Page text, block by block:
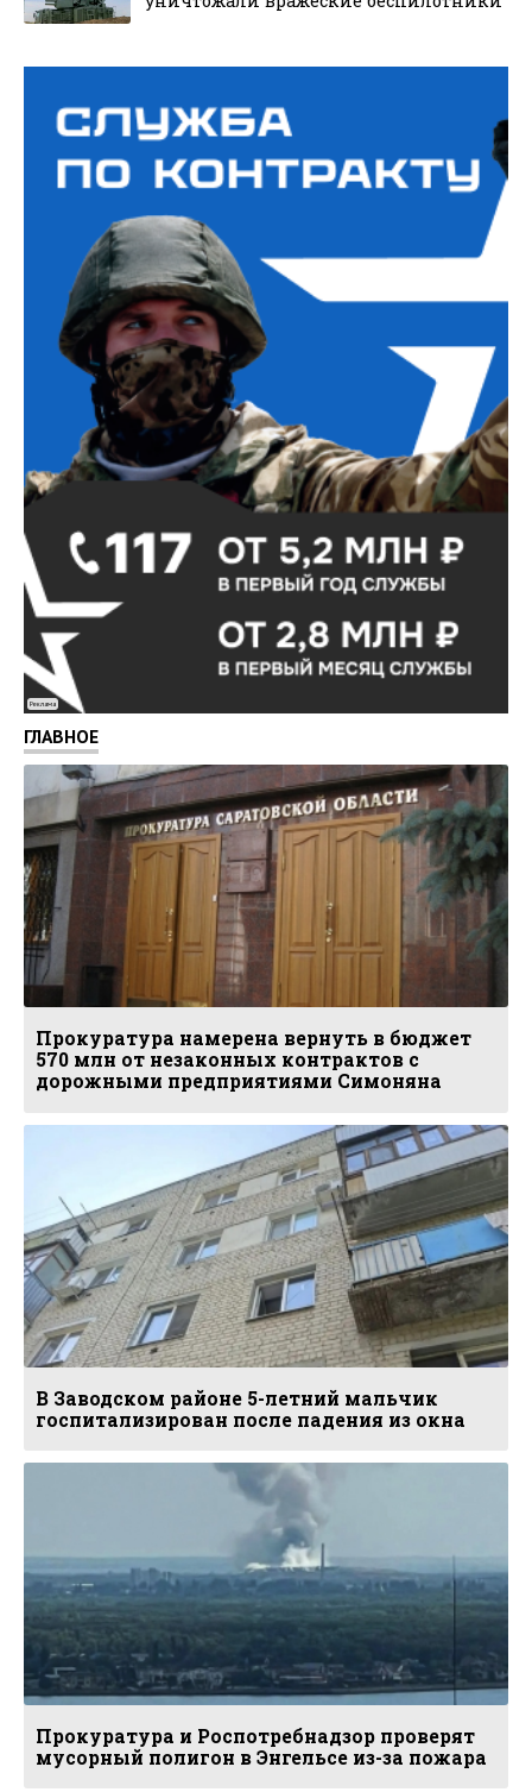
Реклама
ГЛАВНОЕ
Прокуратура намерена вернуть в бюджет
570 млн от незаконных контрактов с
дорожными предприятиями Симоняна
В Заводском районе 5-летний мальчик
госпитализирован после падения из окна
Прокуратура и Роспотребнадзор проверят
мусорный полигон в Энгельсе из-за пожара